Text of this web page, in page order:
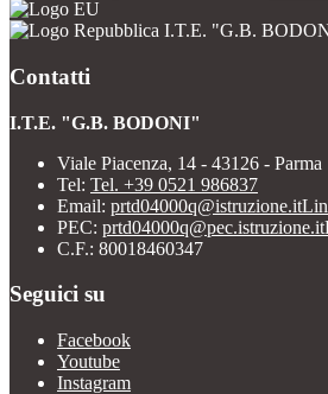
I.T.E. "G.B.
Contatti
I.T.E. "G.B. BODONI"
Viale Piacenza, 14 - 43126 - Parma
Tel: Tel. +39 0521 986837
Email: prtd04000q@istruzione.it
PEC: prtd04000q@pec.istruzione.it
C.F.: 80018460347
Seguici su
Facebook
Youtube
Instagram